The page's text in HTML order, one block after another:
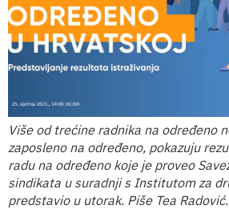
Više od trećine radnika na određeno
zaposleno na određeno, pokazuju
radu na određeno koje je proveo
sindikata u suradnji s Institutom za
predstavio u utorak. Piše Tea Radović.